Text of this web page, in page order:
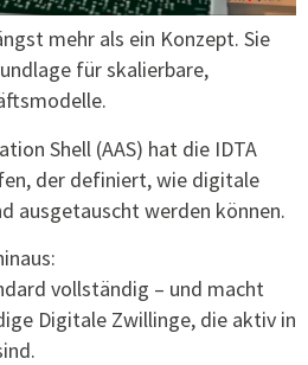
mehr als ein Konzept. Sie
für skalierbare,
Shell (AAS) hat die IDTA
der definiert, wie digitale
ausgetauscht werden können.
vollständig – und macht
Digitale Zwillinge, die aktiv in